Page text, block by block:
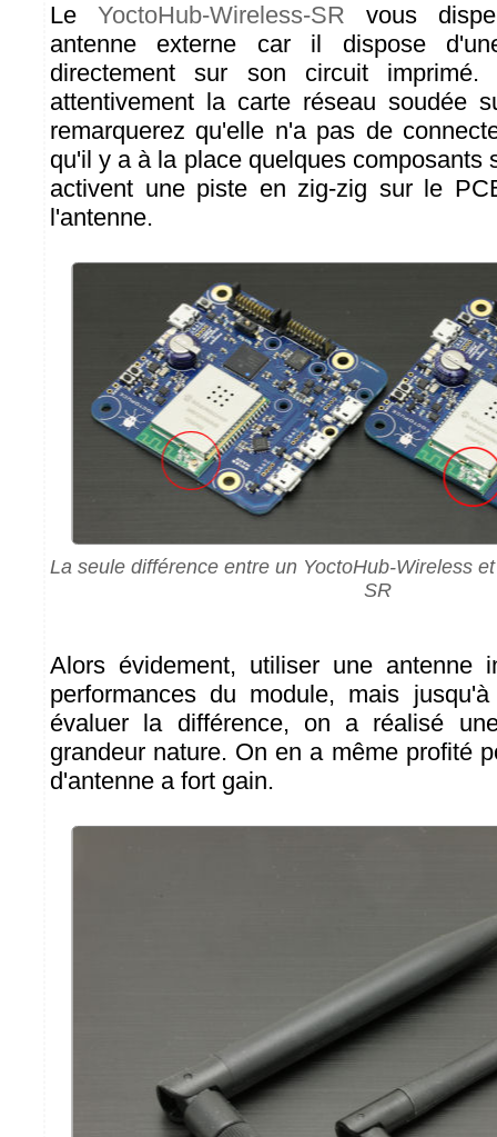
Le YoctoHub-Wireless-SR vous
antenne externe car il dispose
directement sur son circuit
attentivement la carte réseau soudée
remarquerez qu'elle n'a pas de
qu'il y a à la place quelques composants
activent une piste en zig-zig sur le
l'antenne.
La seule différence entre un YoctoHub-Wireless
SR
Alors évidement, utiliser une antenne
performances du module, mais
évaluer la différence, on a réalisé
grandeur nature. On en a même profité
d'antenne a fort gain.